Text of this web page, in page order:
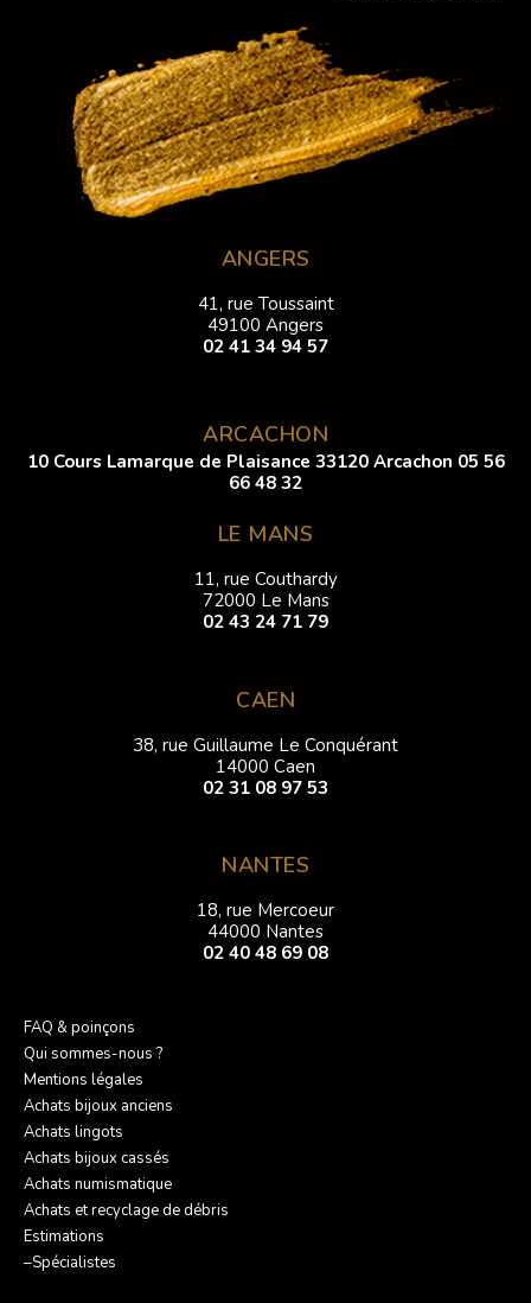
ANGERS
41, rue Toussaint
49100 Angers
02 41 34 94 57
ARCACHON
10 Cours Lamarque de Plaisance 33120 Arcachon 05 56
66 48 32
LE MANS
11, rue Couthardy
72000 Le Mans
02 43 24 71 79
CAEN
38, rue Guillaume Le Conquérant
14000 Caen
02 31 08 97 53
NANTES
18, rue Mercoeur
44000 Nantes
02 40 48 69 08
FAQ & poinçons
Qui sommes-nous ?
Mentions légales
Achats bijoux anciens
Achats lingots
Achats bijoux cassés
Achats numismatique
Achats et recyclage de débris
Estimations
–Spécialistes